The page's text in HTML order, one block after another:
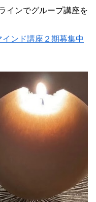
インでグループ講座を
ンド講座２期募集中